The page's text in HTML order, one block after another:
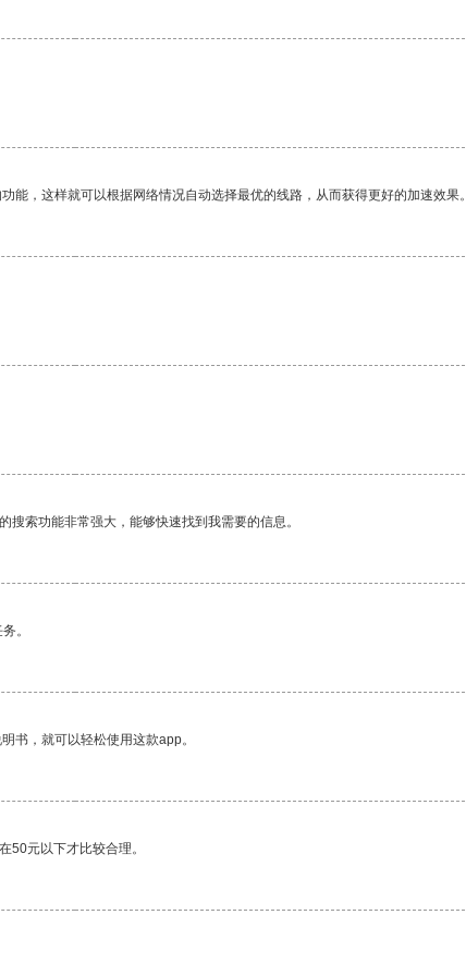
，这样就可以根据网络情况自动选择最优的线路，从而获得更好的加速效果。
索功能非常强大，能够快速找到我需要的信息。
。
书，就可以轻松使用这款app。
50元以下才比较合理。